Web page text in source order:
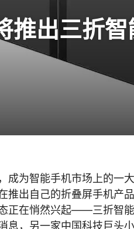
推出三折
成为智能手机市场上的一
出自己的折叠屏手机产品
正在悄然兴起——三折智
息，另一家中国科技巨头